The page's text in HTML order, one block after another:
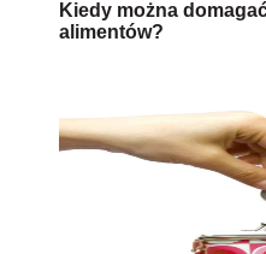
Kiedy można
alimentów?